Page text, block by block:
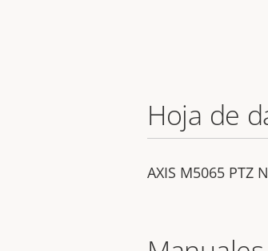
Hoja de
AXIS M5065 PTZ